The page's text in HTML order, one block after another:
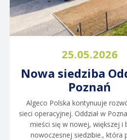
25.05.2026
Nowa siedziba
Poznań
Algeco Polska kontynuuje
sieci operacyjnej. Oddział w
mieści się w nowej, większej i
nowoczesnej siedzibie., która
Szkoła
Palet &
lekcyjne
Het Palet to szkoła
miejscowości Hoogeveen w
tymczasowe sale lekcyjne.
potrzebował rozwiązania,
zostanie